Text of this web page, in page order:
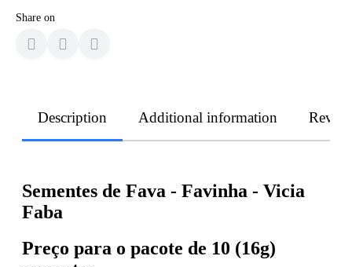
Share on
Description Additional information
Sementes de Fava - Favinha - Vicia
Faba
Preço para o pacote de 10 (16g)